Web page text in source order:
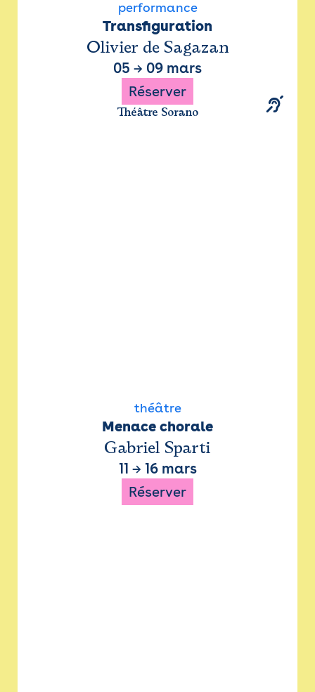
performance
Transfiguration
Olivier de Sagazan
05 → 09 mars
Réserver
Théâtre Sorano
théâtre
Menace chorale
Gabriel Sparti
11 → 16 mars
Réserver